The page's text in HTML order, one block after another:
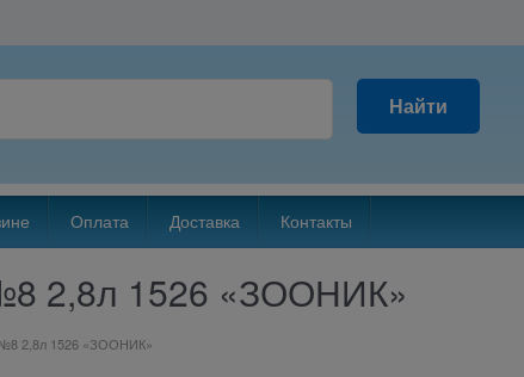
Найти
Оплата Доставка Контакты
2,8л 1526 «ЗООНИК»
№8 2,8л 1526 «ЗООНИК»